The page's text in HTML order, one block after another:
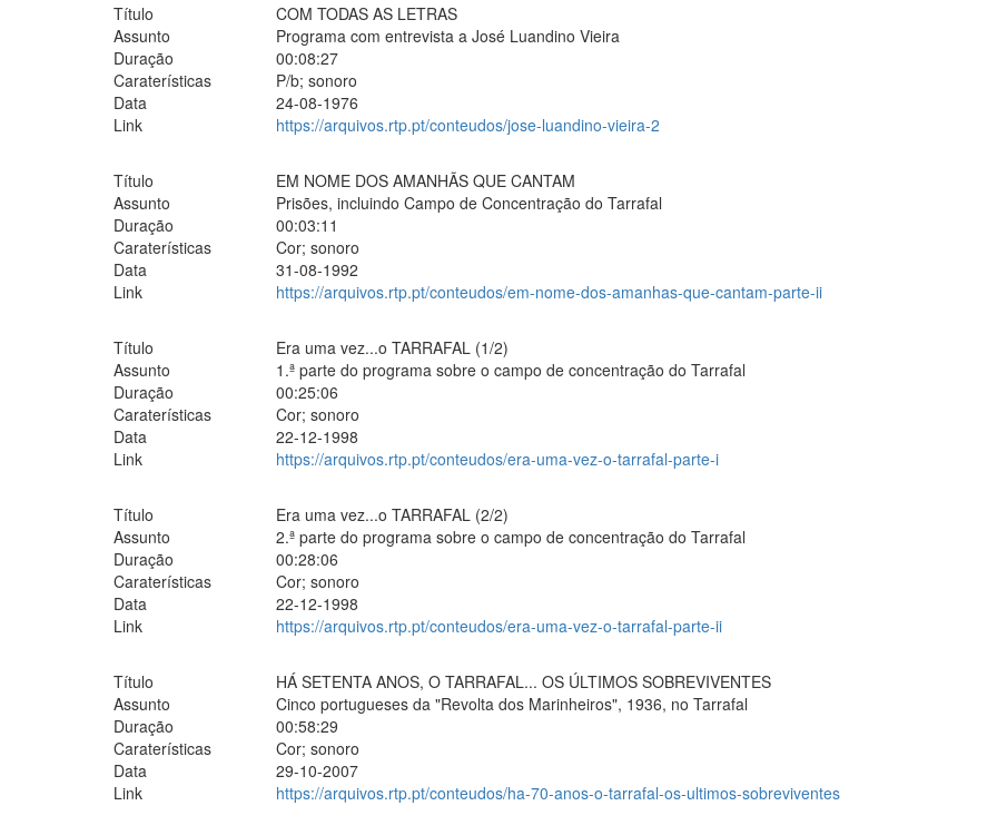
Título
COM TODAS AS LETRAS
Assunto
Programa com entrevista a José Luandino Vieira
Duração
00:08:27
Caraterísticas
P/b; sonoro
Data
24-08-1976
Link
https://arquivos.rtp.pt/conteudos/jose-luandino-vieira-2
Título
EM NOME DOS AMANHÃS QUE CANTAM
Assunto
Prisões, incluindo Campo de Concentração do Tarrafal
Duração
00:03:11
Caraterísticas
Cor; sonoro
Data
31-08-1992
Link
https://arquivos.rtp.pt/conteudos/em-nome-dos-amanhas-que-cantam-parte-ii
Título
Era uma vez...o TARRAFAL (1/2)
Assunto
1.ª parte do programa sobre o campo de concentração do Tarrafal
Duração
00:25:06
Caraterísticas
Cor; sonoro
Data
22-12-1998
Link
https://arquivos.rtp.pt/conteudos/era-uma-vez-o-tarrafal-parte-i
Título
Era uma vez...o TARRAFAL (2/2)
Assunto
2.ª parte do programa sobre o campo de concentração do Tarrafal
Duração
00:28:06
Caraterísticas
Cor; sonoro
Data
22-12-1998
Link
https://arquivos.rtp.pt/conteudos/era-uma-vez-o-tarrafal-parte-ii
Título
HÁ SETENTA ANOS, O TARRAFAL... OS ÚLTIMOS SOBREVIVENTES
Assunto
Cinco portugueses da "Revolta dos Marinheiros", 1936, no Tarrafal
Duração
00:58:29
Caraterísticas
Cor; sonoro
Data
29-10-2007
Link
https://arquivos.rtp.pt/conteudos/ha-70-anos-o-tarrafal-os-ultimos-sobreviventes